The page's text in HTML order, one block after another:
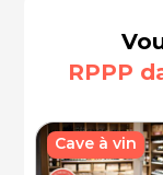
RPPP
Cave à vin